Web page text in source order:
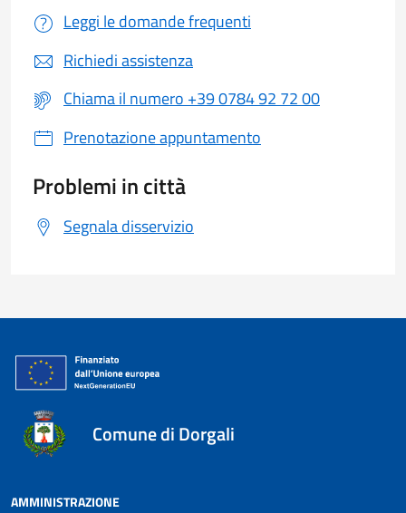
Leggi le domande frequenti
Richiedi assistenza
Chiama il numero +39 0784 92 72 00
Prenotazione appuntamento
Problemi in città
Segnala disservizio
Comune di Dorgali
AMMINISTRAZIONE